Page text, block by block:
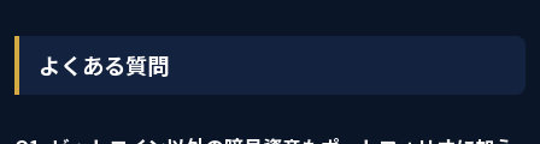
よくある質問